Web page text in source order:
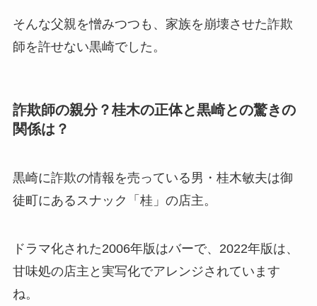
そんな父親を憎みつつも、家族を崩壊させた詐欺
師を許せない黒崎でした。
詐欺師の親分？桂木の正体と黒崎との驚きの
関係は？
黒崎に詐欺の情報を売っている男・桂木敏夫は御
徒町にあるスナック「桂」の店主。
ドラマ化された2006年版はバーで、2022年版は、
甘味処の店主と実写化でアレンジされています
ね。